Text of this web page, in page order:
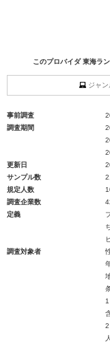
このプロバイダ 東海ラ
ジャ
事前調査
調査期間
更新日
サンプル数
規定人数
調査企業数
定義
調査対象者
人